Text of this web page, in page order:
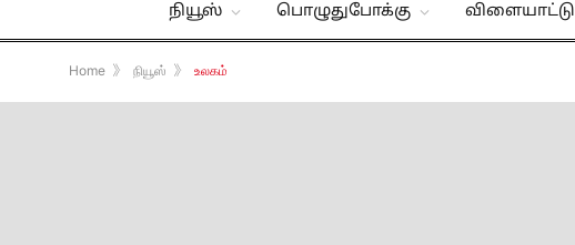
நியூஸ் பொழுதுபோக்கு விளையாட்டு
Home 》 நியூஸ் 》 உலகம்